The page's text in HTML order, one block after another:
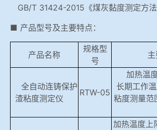
GB/T 31424-2015《煤灰黏度测定方法
■ 产品型号及主要特点：
产品名称
规格型
号
全自动连铸保护
渣粘度测定仪
RTW-05
加热温
长期工作
粘度测量
加热温度上